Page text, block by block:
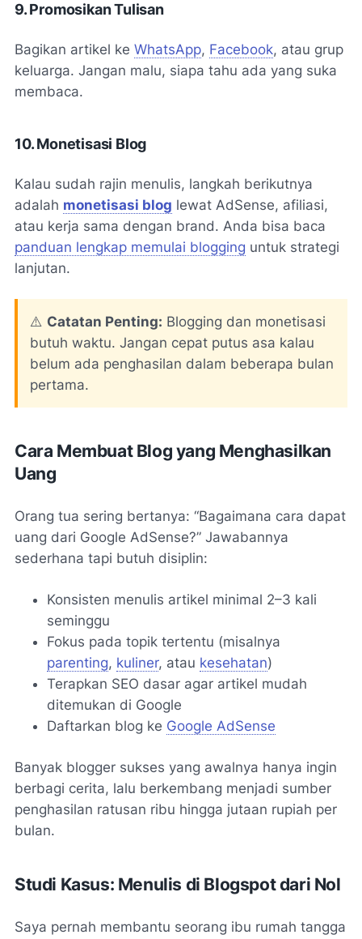
9. Promosikan Tulisan
Bagikan artikel ke WhatsApp, Facebook, atau grup
keluarga. Jangan malu, siapa tahu ada yang suka
membaca.
10. Monetisasi Blog
Kalau sudah rajin menulis, langkah berikutnya
adalah monetisasi blog lewat AdSense, afiliasi,
atau kerja sama dengan brand. Anda bisa baca
panduan lengkap memulai blogging untuk strategi
lanjutan.
⚠️ Catatan Penting: Blogging dan monetisasi
butuh waktu. Jangan cepat putus asa kalau
belum ada penghasilan dalam beberapa bulan
pertama.
Cara Membuat Blog yang Menghasilkan
Uang
Orang tua sering bertanya: “Bagaimana cara dapat
uang dari Google AdSense?” Jawabannya
sederhana tapi butuh disiplin:
Konsisten menulis artikel minimal 2–3 kali
seminggu
Fokus pada topik tertentu (misalnya
parenting, kuliner, atau kesehatan)
Terapkan SEO dasar agar artikel mudah
ditemukan di Google
Daftarkan blog ke Google AdSense
Banyak blogger sukses yang awalnya hanya ingin
berbagi cerita, lalu berkembang menjadi sumber
penghasilan ratusan ribu hingga jutaan rupiah per
bulan.
Studi Kasus: Menulis di Blogspot dari Nol
Saya pernah membantu seorang ibu rumah tangga